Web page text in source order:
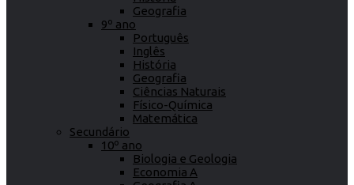
Geografia
9º ano
Português
Inglês
História
Geografia
Ciências Naturais
Físico-Química
Matemática
Secundário
10º ano
Biologia e Geologia
Economia A